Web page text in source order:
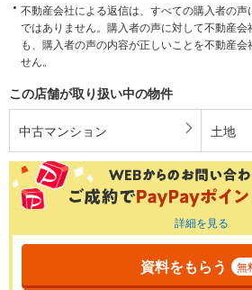
不動産会社による返信は、すべての購入者の
ではありません。購入者の声に対して不動産
も、購入者の声の内容が正しいことを不動産
せん。
この店舗が取り扱い中の物件
中古マンション 土地
詳細を見る
資料をもらう 無